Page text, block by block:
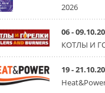
С 1 сентября
30 ИЮЛЯ 2026
Poti
2026
06 -
КОТЛЫ И
19 -